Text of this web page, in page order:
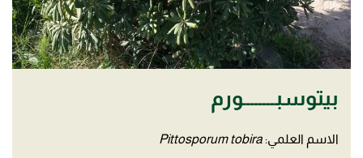
بيتوسبــــــــورم
الاسم العلمي: Pittosporum tobira